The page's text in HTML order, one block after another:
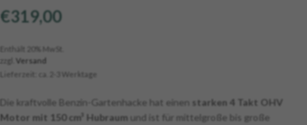
€319,00
Enthält 20% MwSt.
zzgl. Versand
Lieferzeit: ca. 2-3 Werktage
Die kraftvolle Benzin-Gartenhacke hat einen
starken 4 Takt OHV
Motor mit 150 cm³ Hubraum und ist für mittelgroße bis große